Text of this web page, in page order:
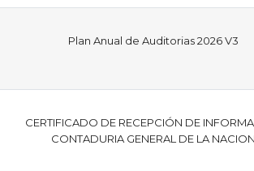
Plan Anual de Auditorias 2026 V3
CERTIFICADO DE RECEPCIÓN DE
CONTADURIA GENERAL DE LA NACION